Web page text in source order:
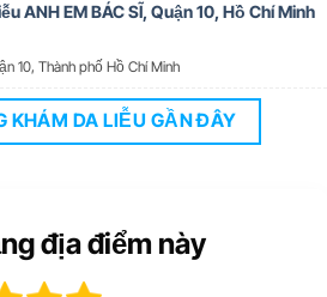
ANH EM BÁC SĨ, Quận 10, Hồ Chí Minh
10, Thành phố Hồ Chí Minh
KHÁM DA LIỄU GẦN ĐÂY
địa điểm này